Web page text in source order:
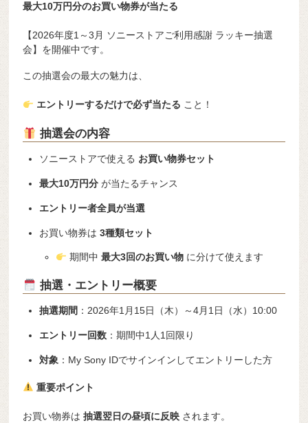
最大10万円分のお買い物券が当たる
【2026年度1～3月 ソニーストアご利用感謝 ラッキー抽選
会】を開催中です。
この抽選会の最大の魅力は、
エントリーするだけで必ず当たる こと！
抽選会の内容
ソニーストアで使える お買い物券セット
最大10万円分 が当たるチャンス
エントリー者全員が当選
お買い物券は3種類セット
期間中最大3回のお買い物 に分けて使えます
抽選・エントリー概要
抽選期間 ：2026年1月15日（木）～4月1日（水）10:00
エントリー回数 ：期間中1人1回限り
対象 ：My Sony IDでサインインしてエントリーした方
重要ポイント
お買い物券は抽選翌日の昼頃に反映 されます。